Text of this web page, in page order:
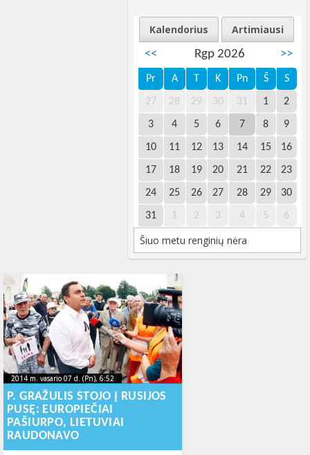
Kalendorius
Artimiausi
<<
Rgp 2026 >>
Pr A T K Pn Š S
27 28 29 30 31 1 2
3 4 5 6 7 8 9
10 11 12 13 14 15 16
17 18 19 20 21 22 23
24 25 26 27 28 29 30
31 1 2 3 4 5 6
Šiuo metu renginių nėra
2014 m. vasario 07 d. (Pn), 6:52
2014-02-07T08:37:23+00:00
2014 m. vasario 07 d. (Pn), 6:52
2014-02-
07T08:37:23+00:00
P. GRAŽULIS STOJO Į RUSIJOS
PUSĘ: EUROPIEČIAI
PAŠIURPO, LIETUVIAI
RAUDONAVO